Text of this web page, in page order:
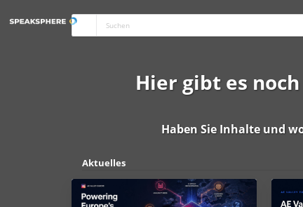
Hier gibt es
Haben Sie Inhalte und
Aktuelles